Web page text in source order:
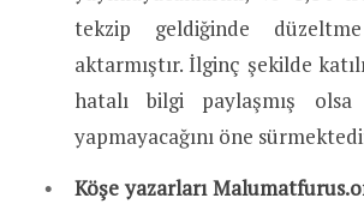
tekzip geldiğinde düzeltme
aktarmıştır. İlginç şekilde
hatalı bilgi paylaşmış
yapmayacağını öne
Köşe yazarları